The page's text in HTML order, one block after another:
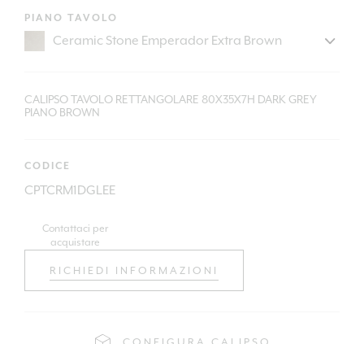
PIANO TAVOLO
CALIPSO TAVOLO RETTANGOLARE 80X35X7H DARK GREY
PIANO BROWN
CODICE
CPTCRM1DGLEE
Contattaci per
acquistare
RICHIEDI INFORMAZIONI